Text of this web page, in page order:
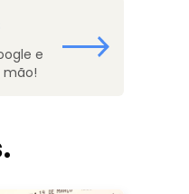
e
mão!